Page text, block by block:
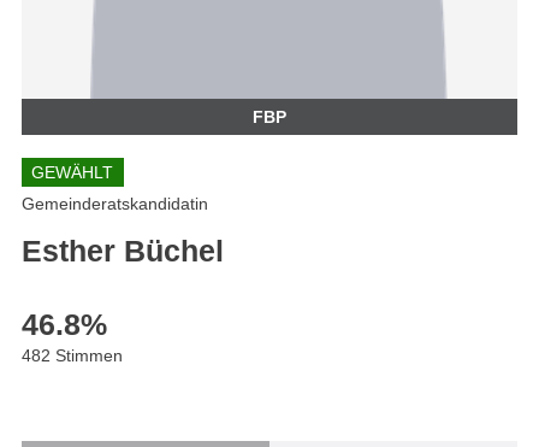
FBP
GEWÄHLT
Gemeinderatskandidatin
Esther Büchel
46.8%
482 Stimmen